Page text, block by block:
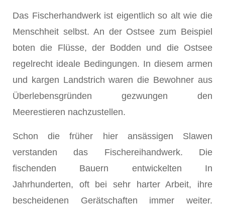
Das Fischerhandwerk ist eigentlich so alt wie die
Menschheit selbst. An der Ostsee zum Beispiel
boten die Flüsse, der Bodden und die Ostsee
regelrecht ideale Bedingungen. In diesem armen
und kargen Landstrich waren die Bewohner aus
Überlebensgründen gezwungen den
Meerestieren nachzustellen.
Schon die früher hier ansässigen Slawen
verstanden das Fischereihandwerk. Die
fischenden Bauern entwickelten In
Jahrhunderten, oft bei sehr harter Arbeit, ihre
bescheidenen Gerätschaften immer weiter.